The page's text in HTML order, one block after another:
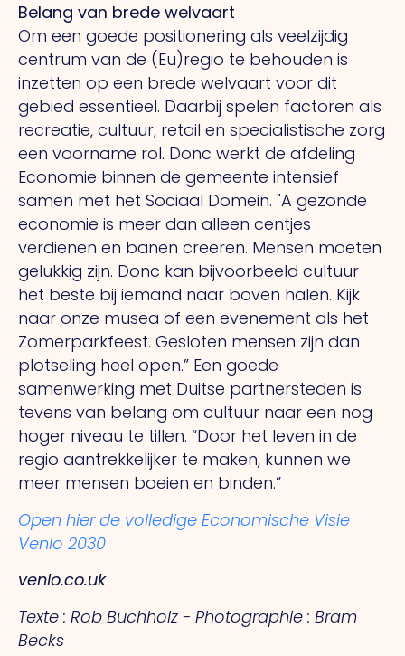
Belang van brede welvaart
Om een goede positionering als veelzijdig
centrum van de (Eu)regio te behouden is
inzetten op een brede welvaart voor dit
gebied essentieel. Daarbij spelen factoren als
recreatie, cultuur, retail en specialistische zorg
een voorname rol. Donc werkt de afdeling
Economie binnen de gemeente intensief
samen met het Sociaal Domein. "A gezonde
economie is meer dan alleen centjes
verdienen en banen creëren. Mensen moeten
gelukkig zijn. Donc kan bijvoorbeeld cultuur
het beste bij iemand naar boven halen. Kijk
naar onze musea of een evenement als het
Zomerparkfeest. Gesloten mensen zijn dan
plotseling heel open.” Een goede
samenwerking met Duitse partnersteden is
tevens van belang om cultuur naar een nog
hoger niveau te tillen. “Door het leven in de
regio aantrekkelijker te maken, kunnen we
meer mensen boeien en binden.”
Open hier de volledige Economische Visie
Venlo 2030
venlo.co.uk
Texte : Rob Buchholz - Photographie : Bram
Becks